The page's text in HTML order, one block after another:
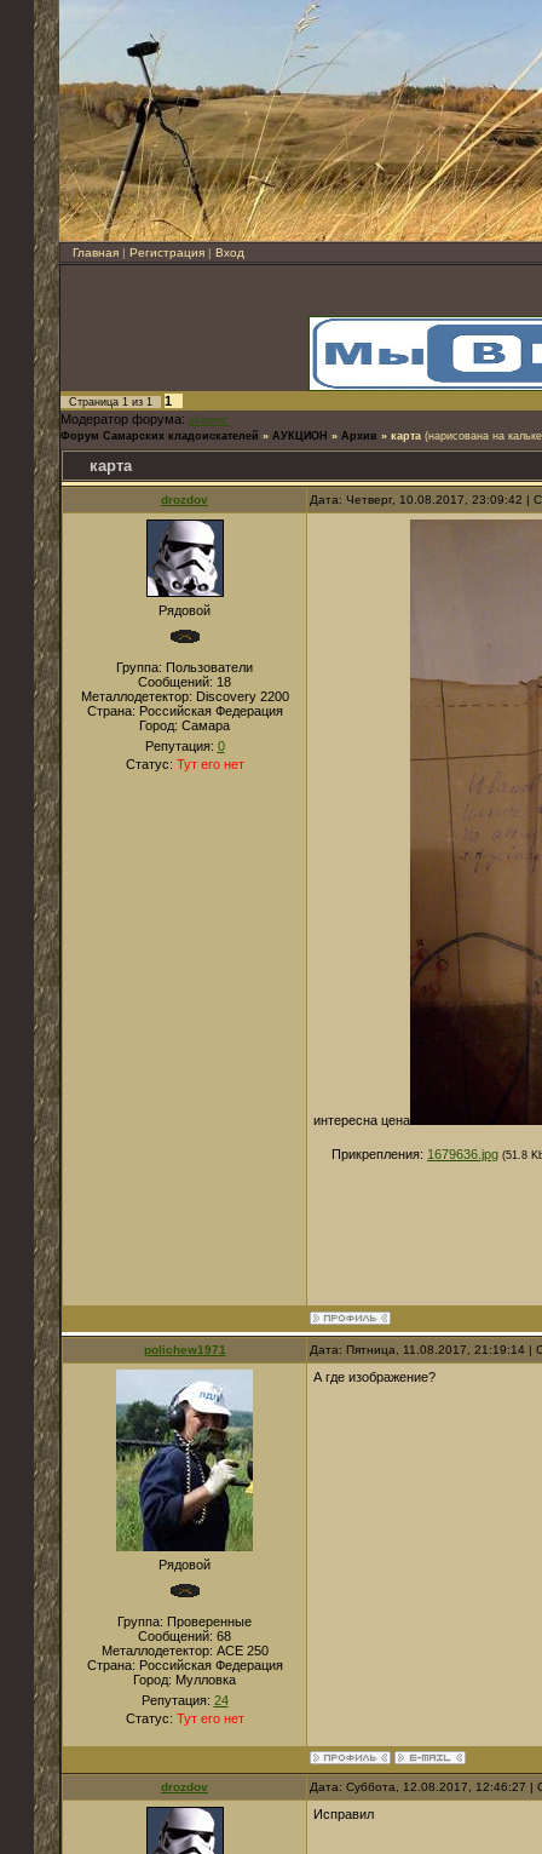
Главная | Регистрация | Вход
Страница 1 из 1
1
Модератор форума: skvorec
Форум Самарских кладоискателей » АУКЦИОН » Архив » карта (нарисована на
карта
drozdov Дата: Четверг, 10.08.2017, 23:09:42 |
Рядовой
Группа: Пользователи
Сообщений: 18
Металлодетектор: Discovery 2200
Страна: Российская Федерация
Город: Самара
Репутация: 0
Статус: Тут его нет
интересна цена
Прикрепления: 1679636.jpg (51.8
polichew1971 Дата: Пятница, 11.08.2017, 21:19:14
Рядовой
Группа: Проверенные
Сообщений: 68
Металлодетектор: ACE 250
Страна: Российская Федерация
Город: Мулловка
Репутация: 24
Статус: Тут его нет
А где изображение?
drozdov Дата: Суббота, 12.08.2017, 12:46:27
Исправил